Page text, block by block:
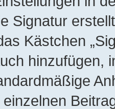
Signatur
Kästchen
hinzufügen,